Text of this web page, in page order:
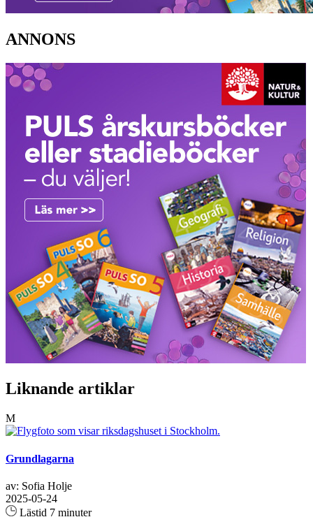
ANNONS
Liknande artiklar
M
Grundlagarna
av: Sofia Holje
2025-05-24
Lästid 7 minuter